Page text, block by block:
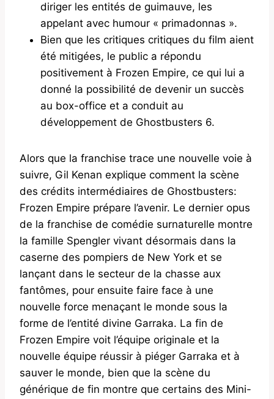
diriger les entités de guimauve, les
appelant avec humour « primadonnas ».
Bien que les critiques critiques du film aient
été mitigées, le public a répondu
positivement à Frozen Empire, ce qui lui a
donné la possibilité de devenir un succès
au box-office et a conduit au
développement de Ghostbusters 6.
Alors que la franchise trace une nouvelle voie à
suivre, Gil Kenan explique comment la scène
des crédits intermédiaires de Ghostbusters:
Frozen Empire prépare l’avenir. Le dernier opus
de la franchise de comédie surnaturelle montre
la famille Spengler vivant désormais dans la
caserne des pompiers de New York et se
lançant dans le secteur de la chasse aux
fantômes, pour ensuite faire face à une
nouvelle force menaçant le monde sous la
forme de l’entité divine Garraka. La fin de
Frozen Empire voit l’équipe originale et la
nouvelle équipe réussir à piéger Garraka et à
sauver le monde, bien que la scène du
générique de fin montre que certains des Mini-